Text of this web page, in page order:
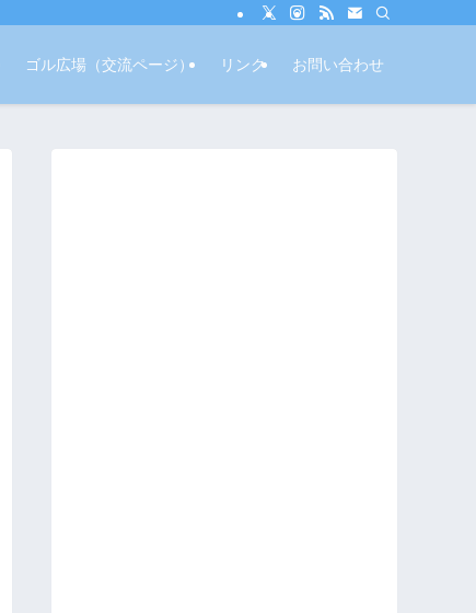
ゴル広場（交流ページ） リンク お問い合わせ